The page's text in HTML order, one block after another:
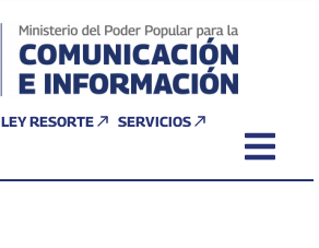
LEY RESORTE SERVICIOS